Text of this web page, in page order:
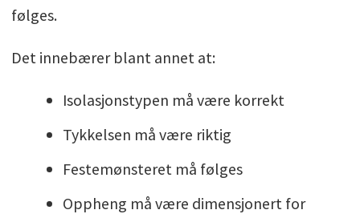
følges.
Det innebærer blant annet at:
Isolasjonstypen må være korrekt
Tykkelsen må være riktig
Festemønsteret må følges
Oppheng må være dimensjonert for